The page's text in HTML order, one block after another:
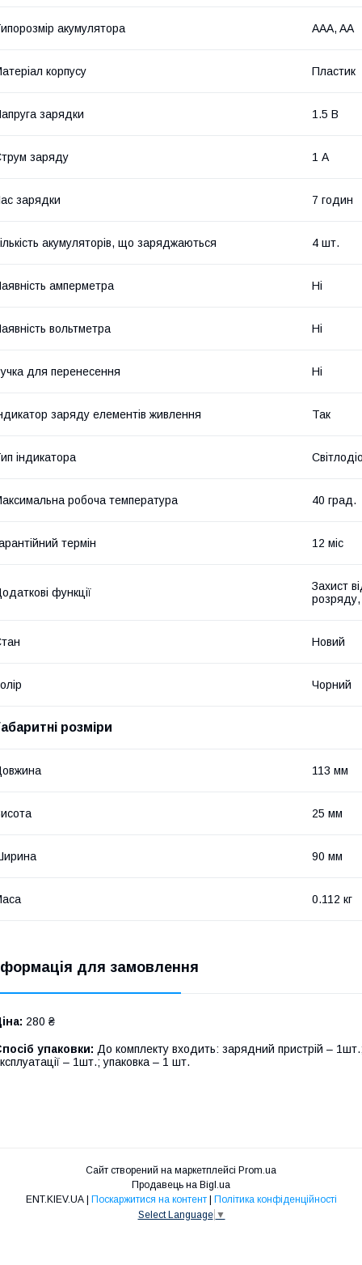
акумулятора AAA, AA
корпусу Пластик
зарядки 1.5 В
заряду 1 А
зарядки 7 годин
акумуляторів, що заряджаються 4 шт.
амперметра Ні
вольтметра Ні
для перенесення Ні
заряду елементів живлення Так
індикатора
робоча температура 40 град.
термін 12 міс
функції
Захист
Новий
Чорний
розміри
113 мм
25 мм
90 мм
0.112 кг
для замовлення
280 ₴
упаковки: До комплекту входить: зарядний пристрій –
– 1шт.; упаковка – 1 шт.
Сайт створений на маркетплейсі Prom.ua
Продавець на Bigl.ua
Поскаржитися на контент
Політика конфіденційності
Select Language ▼